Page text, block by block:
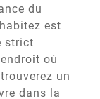
du
est
strict
où
un
dans la